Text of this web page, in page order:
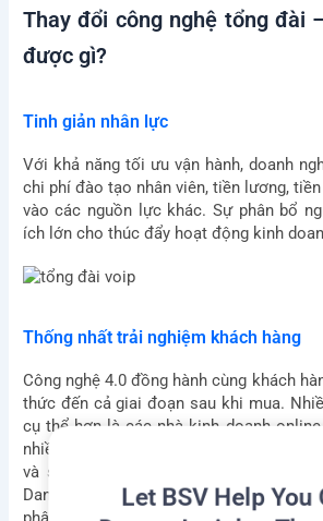
Thay đổi công nghệ tổng đài
được gì?
Tinh giản nhân lực
Với khả năng tối ưu vận hành, doanh
chi phí đào tạo nhân viên, tiền lương,
vào các nguồn lực khác. Sự phân bổ
ích lớn cho thúc đẩy hoạt động kinh
Thống nhất trải nghiệm khách hàng
Công nghệ 4.0 đồng hành cùng khách
thức đến cả giai đoạn sau khi mua.
cụ thể hơn là các nhà kinh doanh
nhiều hình thức công nghệ AI khác
và sản phẩm của họ để cải thiện đối
Danh mục này bao gồm các trò
Deeper Insights